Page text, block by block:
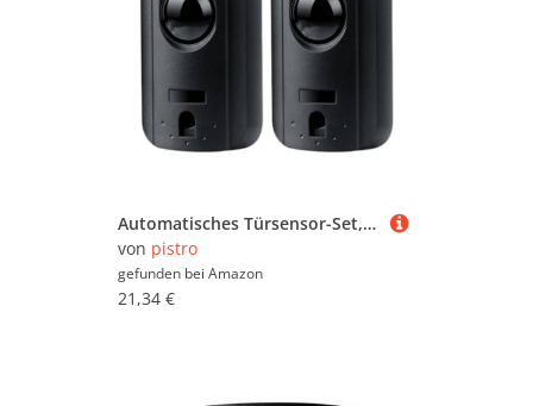
Automatisches Türsensor-Set, 12 V/24 V, Infrarot-Strahlsensor für Garagentore, kommerzielle Verwendung im Innen- und Außenbereich
von pistro
gefunden bei Amazon
21,34 €